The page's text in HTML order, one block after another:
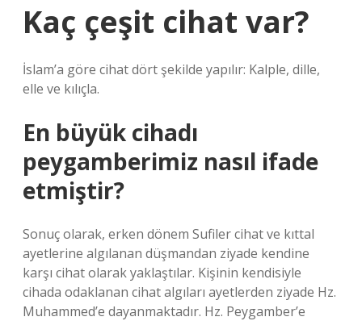
Kaç çeşit cihat var?
İslam’a göre cihat dört şekilde yapılır: Kalple, dille,
elle ve kılıçla.
En büyük cihadı
peygamberimiz nasıl ifade
etmiştir?
Sonuç olarak, erken dönem Sufiler cihat ve kıttal
ayetlerine algılanan düşmandan ziyade kendine
karşı cihat olarak yaklaştılar. Kişinin kendisiyle
cihada odaklanan cihat algıları ayetlerden ziyade Hz.
Muhammed’e dayanmaktadır. Hz. Peygamber’e